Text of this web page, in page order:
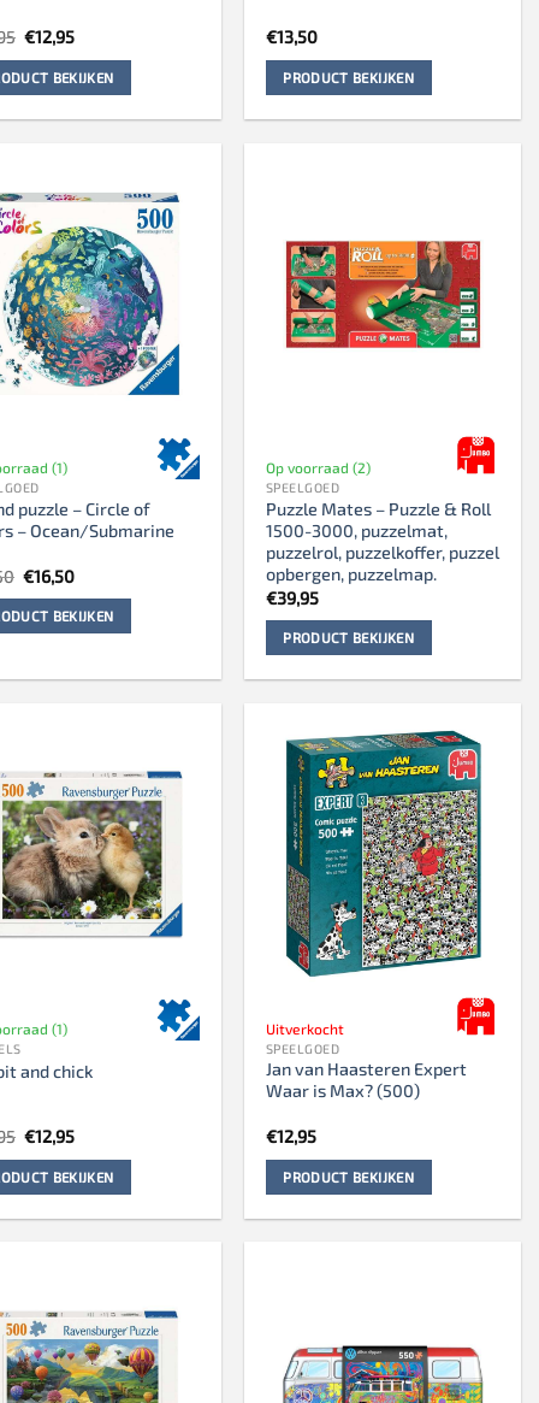
Oorspronkelijke
prijs
was:
€13,95.
€12,95Huidige
is:
€12,95.
BEKIJKEN
€13,50
PRODUCT BEKIJKEN
(1)
puzzle – Circle of
– Ocean/Submarine
Oorspronkelijke
prijs
was:
€17,50.
€16,50Huidige
is:
€16,50.
BEKIJKEN
Op voorraad (2)
SPEELGOED
Puzzle Mates – Puzzle & Roll
1500-3000, puzzelmat,
puzzelrol, puzzelkoffer, puzzel
opbergen, puzzelmap.
€39,95
PRODUCT BEKIJKEN
(1)
and chick
Oorspronkelijke
prijs
was:
€13,95.
€12,95Huidige
is:
€12,95.
BEKIJKEN
Uitverkocht
SPEELGOED
Jan van Haasteren Expert
Waar is Max? (500)
€12,95
PRODUCT BEKIJKEN